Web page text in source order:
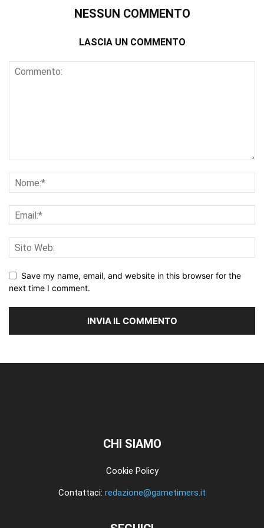
NESSUN COMMENTO
LASCIA UN COMMENTO
Save my name, email, and website in this browser for the
next time I comment.
CHI SIAMO
Cookie Policy
Contattaci: redazione@gametimers.it